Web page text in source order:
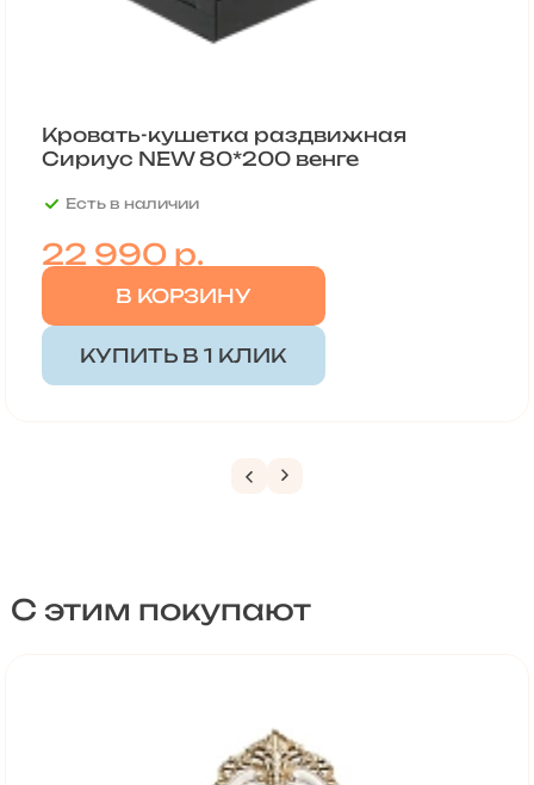
Кровать-кушетка раздвижная
Сириус NEW 80*200 венге
Есть в наличии
22 990р.
В КОРЗИНУ
КУПИТЬ В 1 КЛИК
С этим покупают